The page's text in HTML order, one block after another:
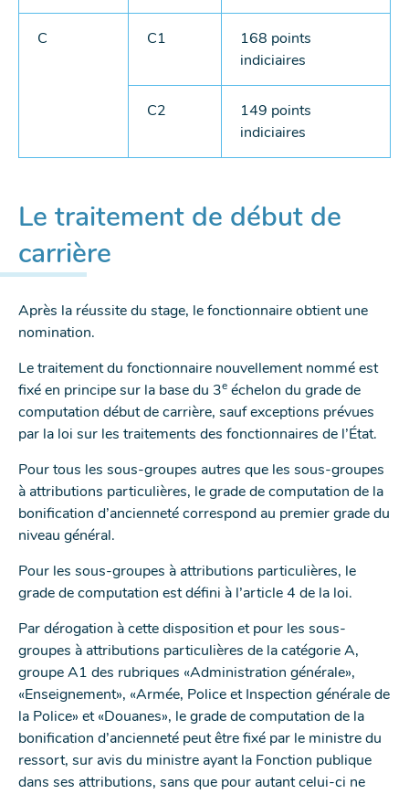
C C1
168 points
indiciaires
C2
149 points
indiciaires
Le traitement de début de
carrière
Après la réussite du stage, le fonctionnaire obtient une
nomination.
Le traitement du fonctionnaire nouvellement nommé est
fixé en principe sur la base du 3e échelon du grade de
computation début de carrière, sauf exceptions prévues
par la loi sur les traitements des fonctionnaires de l’État.
Pour tous les sous-groupes autres que les sous-groupes
à attributions particulières, le grade de computation de la
bonification d’ancienneté correspond au premier grade du
niveau général.
Pour les sous-groupes à attributions particulières, le
grade de computation est défini à l’article 4 de la loi.
Par dérogation à cette disposition et pour les sous-
groupes à attributions particulières de la catégorie A,
groupe A1 des rubriques «Administration générale»,
«Enseignement», «Armée, Police et Inspection générale de
la Police» et «Douanes», le grade de computation de la
bonification d’ancienneté peut être fixé par le ministre du
ressort, sur avis du ministre ayant la Fonction publique
dans ses attributions, sans que pour autant celui-ci ne